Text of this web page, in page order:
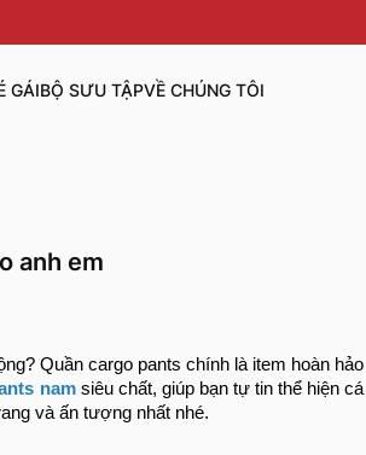
GÁIBỘ SƯU TẬPVỀ CHÚNG TÔI
anh em
Quần cargo pants chính là item hoàn hảo
namsiêu chất, giúp bạn tự tin thể hiện cá
và ấn tượng nhất nhé.